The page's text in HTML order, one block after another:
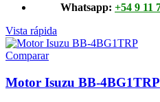
Whatsapp: +54 9 11
Vista rápida
Comparar
Motor Isuzu BB-4BG1TRP